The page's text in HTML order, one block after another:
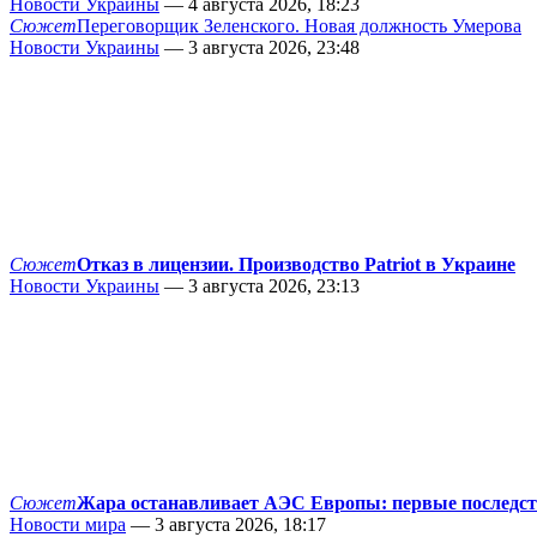
Новости Украины — 4 августа 2026, 18:23
СюжетПереговорщик Зеленского. Новая должность Умерова
Новости Украины — 3 августа 2026, 23:48
СюжетОтказ в лицензии. Производство Patriot в Украине
Новости Украины — 3 августа 2026, 23:13
СюжетЖара останавливает АЭС Европы: первые
Новости мира — 3 августа 2026, 18:17